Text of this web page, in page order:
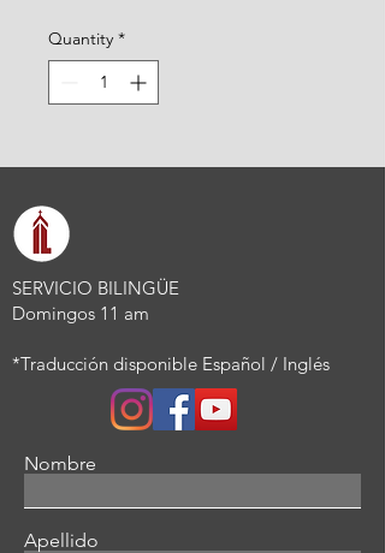
Quantity *
SERVICIO BILINGÜE
Domingos 11 am
*Traducción disponible Español / Inglés
Nombre
Apellido